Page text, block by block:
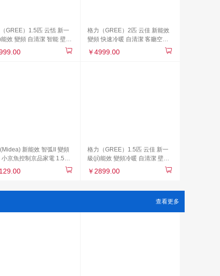
GREE）1.5匹 云恬 新一
效 變頻 自清潔 智能 壁掛
(diào)掛機(jī)(KFR-
格力（GREE）2匹 云佳 新能效
變頻 快速冷暖 自清潔 客廳空調
(diào)立式方形柜機(jī)(KFR-
￥4999.00
新能效 智弧II 變頻
京魚控制京品家電 1.5匹
臥室智能空調(diào)掛機
35GW/N8XJC3
格力（GREE）1.5匹 云佳 新一
級(jí)能效 變頻冷暖 自清潔 壁掛
35GW/NhGc1B
￥2899.00
查看更多